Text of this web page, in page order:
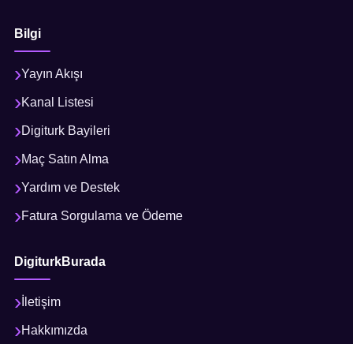
Bilgi
Yayın Akışı
Kanal Listesi
Digiturk Bayileri
Maç Satın Alma
Yardım ve Destek
Fatura Sorgulama ve Ödeme
DigiturkBurada
İletişim
Hakkımızda